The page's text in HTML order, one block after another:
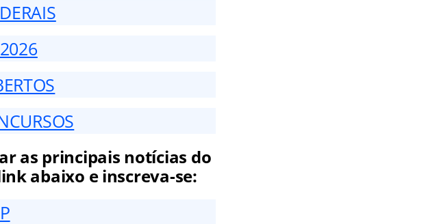
as principais notícias do
abaixo e inscreva-se: